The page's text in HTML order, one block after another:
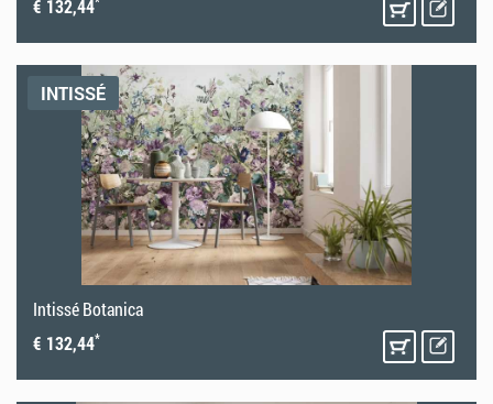
€ 132,44
INTISSÉ
Intissé Botanica
€ 132,44*